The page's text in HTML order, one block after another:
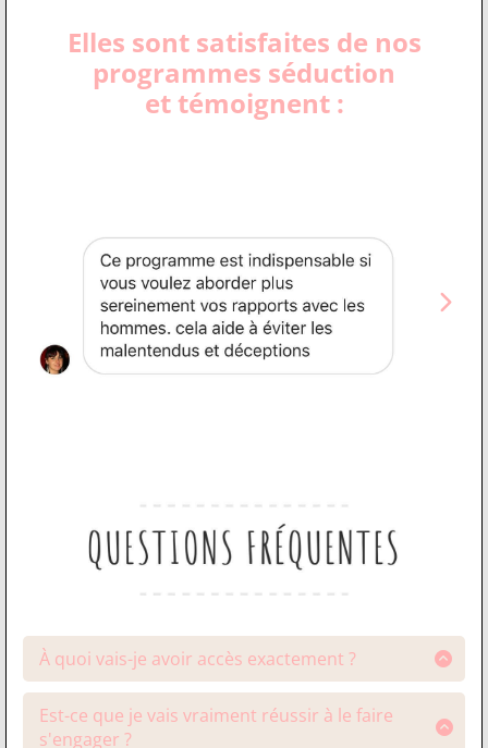
Elles sont satisfaites de nos
programmes séduction
et témoignent :
À quoi vais-je avoir accès exactement ?
Tu auras accès à des coaching vidéos qui seront
débloquées instantanément.
Est-ce que je vais vraiment réussir à le faire
s'engager ?